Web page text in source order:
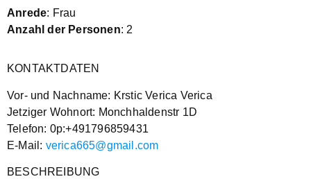
Anrede: Frau
Anzahl der Personen: 2
KONTAKTDATEN
Vor- und Nachname: Krstic Verica Verica
Jetziger Wohnort: Monchhaldenstr 1D
Telefon: 0p:+491796859431
E-Mail: verica665@gmail.com
BESCHREIBUNG